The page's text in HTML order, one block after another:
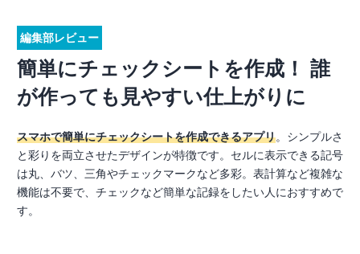
編集部レビュー
簡単にチェックシートを作成！ 誰
が作っても見やすい仕上がりに
スマホで簡単にチェックシートを作成できるアプリ。シンプルさ
と彩りを両立させたデザインが特徴です。セルに表示できる記号
は丸、バツ、三角やチェックマークなど多彩。表計算など複雑な
機能は不要で、チェックなど簡単な記録をしたい人におすすめで
す。